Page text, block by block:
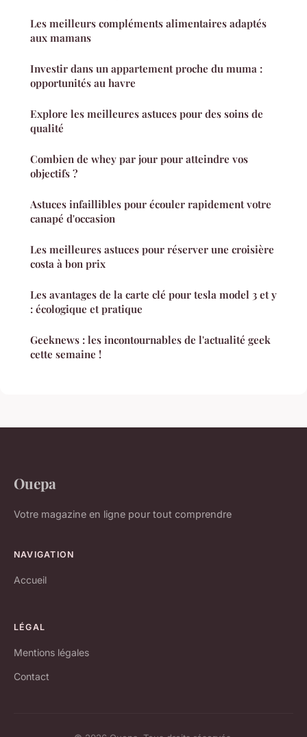
Les meilleurs compléments alimentaires adaptés
aux mamans
Investir dans un appartement proche du muma :
opportunités au havre
Explore les meilleures astuces pour des soins de
qualité
Combien de whey par jour pour atteindre vos
objectifs ?
Astuces infaillibles pour écouler rapidement votre
canapé d'occasion
Les meilleures astuces pour réserver une croisière
costa à bon prix
Les avantages de la carte clé pour tesla model 3 et y
: écologique et pratique
Geeknews : les incontournables de l'actualité geek
cette semaine !
Ouepa
Votre magazine en ligne pour tout comprendre
NAVIGATION
Accueil
LÉGAL
Mentions légales
Contact